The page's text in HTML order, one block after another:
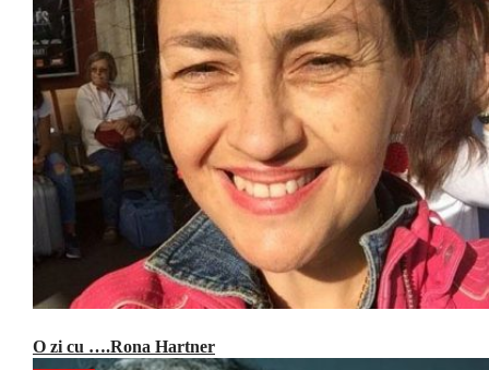
O zi cu ….Rona Hartner